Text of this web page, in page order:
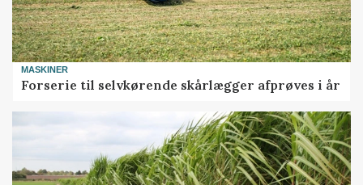
MASKINER
Forserie til selvkørende skårlægger afprøves i år